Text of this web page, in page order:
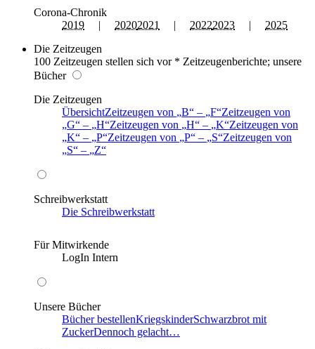
Corona-Chronik
2019 | 20202021 | 20222023 | 2025
Die Zeitzeugen
100 Zeitzeugen stellen sich vor * Zeitzeugenberichte; unsere
Bücher
Die Zeitzeugen
ÜbersichtZeitzeugen von B – F Zeitzeugen von
G
– H Zeitzeugen von H – K Zeitzeugen von
K
– P Zeitzeugen von P – S Zeitzeugen von
S
– Z
Schreibwerkstatt
Die Schreibwerkstatt
Für Mitwirkende
LogIn Intern
Unsere Bücher
Bücher bestellenKriegskinderSchwarzbrot mit
ZuckerDennoch gelacht…